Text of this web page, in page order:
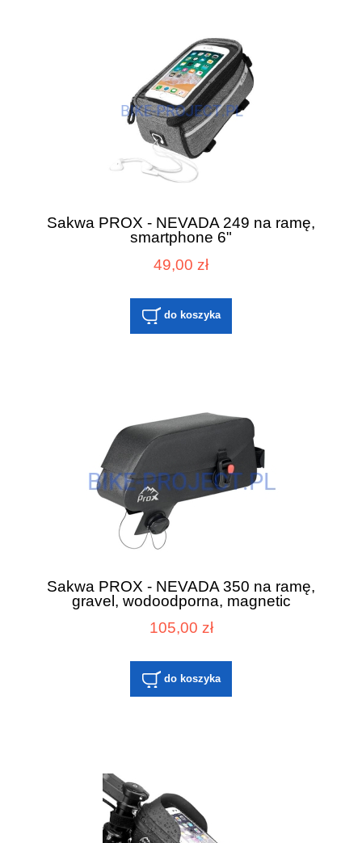
Sakwa PROX - NEVADA 249 na ramę,
smartphone 6"
49,00 zł
do koszyka
Sakwa PROX - NEVADA 350 na ramę,
gravel, wodoodporna, magnetic
105,00 zł
do koszyka